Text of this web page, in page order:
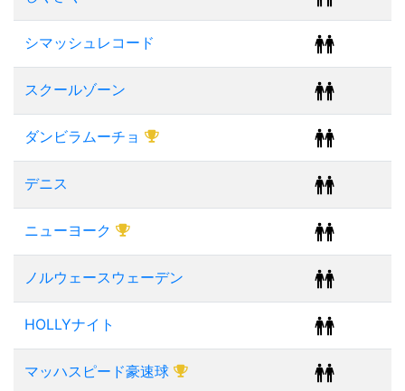
シマッシュレコード
スクールゾーン
ダンビラムーチョ
デニス
ニューヨーク
ノルウェースウェーデン
HOLLYナイト
マッハスピード豪速球